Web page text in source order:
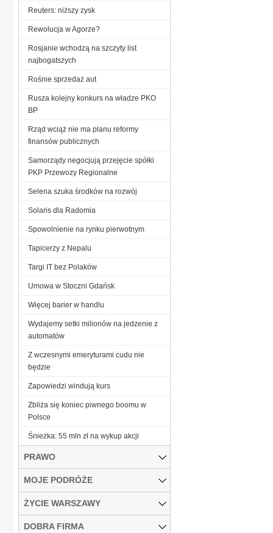
Reuters: niższy zysk
Rewolucja w Agorze?
Rosjanie wchodzą na szczyty list
najbogatszych
Rośnie sprzedaż aut
Rusza kolejny konkurs na władze PKO
BP
Rząd wciąż nie ma planu reformy
finansów publicznych
Samorządy negocjują przejęcie spółki
PKP Przewozy Regionalne
Selena szuka środków na rozwój
Solaris dla Radomia
Spowolnienie na rynku pierwotnym
Tapicerzy z Nepalu
Targi IT bez Polaków
Umowa w Stoczni Gdańsk
Więcej barier w handlu
Wydajemy setki milionów na jedzenie z
automatów
Z wczesnymi emeryturami cudu nie
będzie
Zapowiedzi windują kurs
Zbliża się koniec piwnego boomu w
Polsce
Śnieżka: 55 mln zł na wykup akcji
PRAWO
MOJE PODRÓŻE
ŻYCIE WARSZAWY
DOBRA FIRMA